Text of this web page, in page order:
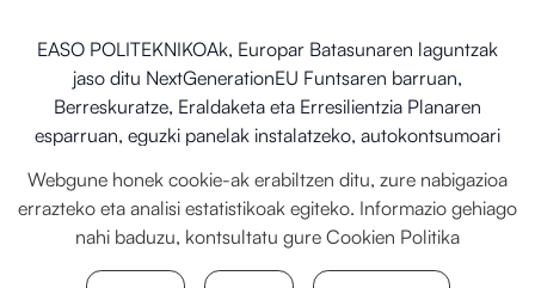
EASO POLITEKNIKOAk, Europar Batasunaren laguntzak
jaso ditu NextGenerationEU Funtsaren barruan,
Berreskuratze, Eraldaketa eta Erresilientzia Planaren
esparruan, eguzki panelak instalatzeko, autokontsumoari
berriztagarriekin, baita ere Trantsizio Ekologikorako eta
Erronka Demografikorako Ministerioaren egoitza-
sektorearen sistema termiko berriztagarriak ezartzea.
Webgune honek cookie-ak erabiltzen ditu, zure nabigazioa
errazteko eta analisi estatistikoak egiteko. Informazio gehiago
nahi baduzu, kontsultatu gure Cookien Politika